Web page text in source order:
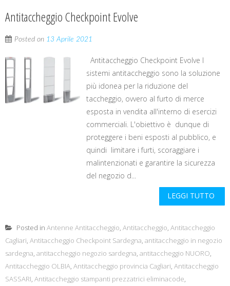
Antitaccheggio Checkpoint Evolve
Posted on 13 Aprile 2021
Antitaccheggio Checkpoint Evolve I
sistemi antitaccheggio sono la soluzione
più idonea per la riduzione del
taccheggio, ovvero al furto di merce
esposta in vendita all'interno di esercizi
commerciali. L'obiettivo è dunque di
proteggere i beni esposti al pubblico, e
quindi limitare i furti, scoraggiare i
malintenzionati e garantire la sicurezza
del negozio d...
LEGGI TUTTO
Posted in Antenne Antitaccheggio, Antitaccheggio, Antitaccheggio
Cagliari, Antitaccheggio Checkpoint Sardegna, antitaccheggio in negozio
sardegna, antitaccheggio negozio sardegna, antitaccheggio NUORO,
Antitaccheggio OLBIA, Antitaccheggio provincia Cagliari, Antitaccheggio
SASSARI, Antitaccheggio stampanti prezzatrici eliminacode,